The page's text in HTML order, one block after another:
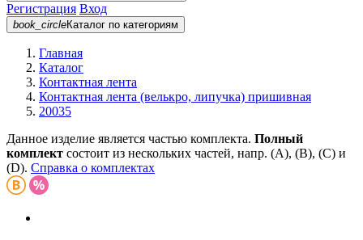
Регистрация Вход
book_circleКаталог по категориям
Главная
Каталог
Контактная лента
Контактная лента (велькро, липучка) пришивная
20035
Данное изделие является частью комплекта. Полный
комплект состоит из нескольких частей, напр. (А), (B), (С) и
(D). Справка о комплектах